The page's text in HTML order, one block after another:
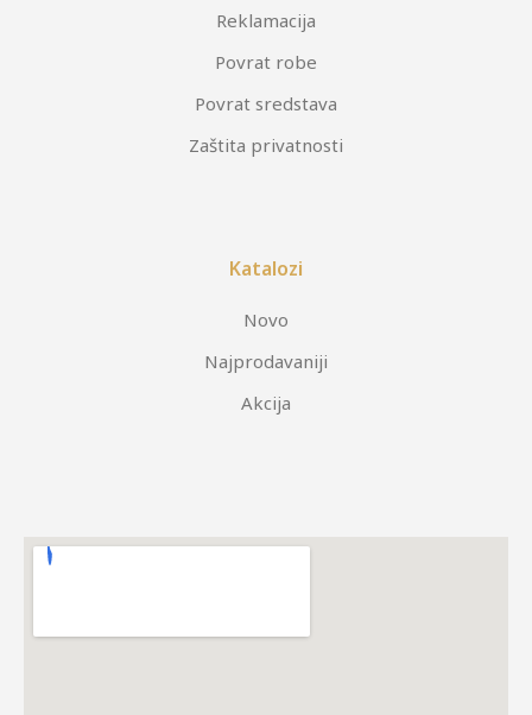
Reklamacija
Povrat robe
Povrat sredstava
Zaštita privatnosti
Katalozi
Novo
Najprodavaniji
Akcija